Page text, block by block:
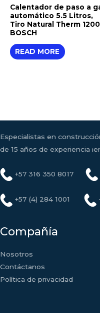
Calentador de paso a
automático 5.5 Litros,
Tiro Natural Therm 1200
BOSCH
READ MORE
Especialistas en
de 15 años de experiencia
+57 316 350 8017
+57 (4) 284 1001
Compañía
Nosotros
Contáctanos
Política de privacidad